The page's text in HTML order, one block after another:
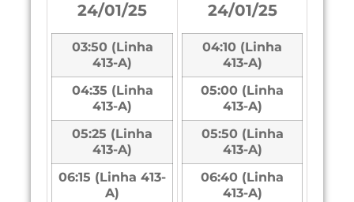
24/01/25
03:50 (Linha
413-A)
04:35 (Linha
413-A)
05:25 (Linha
413-A)
06:15 (Linha 413-
A)
24/01/25
04:10 (Linha
413-A)
05:00 (Linha
413-A)
05:50 (Linha
413-A)
06:40 (Linha
413-A)